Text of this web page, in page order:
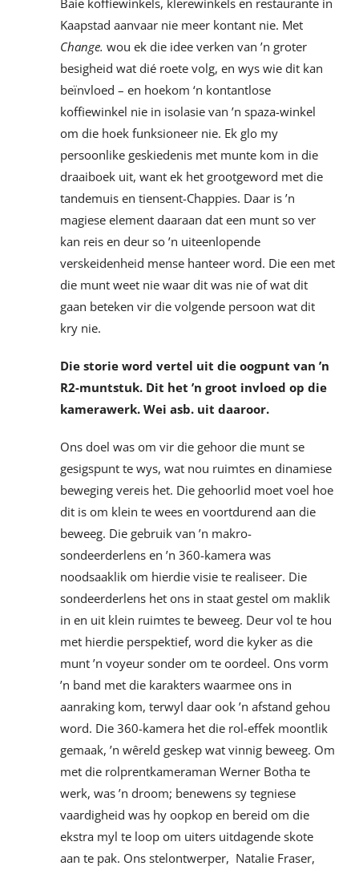
Kaapstad aanvaar nie meer kontant nie. Met
Change. wou ek die idee verken van ’n groter
besigheid wat dié roete volg, en wys wie dit kan
beïnvloed – en hoekom ‘n kontantlose
koffiewinkel nie in isolasie van ’n spaza-winkel
om die hoek funksioneer nie. Ek glo my
persoonlike geskiedenis met munte kom in die
draaiboek uit, want ek het grootgeword met die
tandemuis en tiensent-Chappies. Daar is ’n
magiese element daaraan dat een munt so ver
kan reis en deur so ’n uiteenlopende
verskeidenheid mense hanteer word. Die een met
die munt weet nie waar dit was nie of wat dit
gaan beteken vir die volgende persoon wat dit
kry nie.
Die storie word vertel uit die oogpunt van ’n
R2-muntstuk. Dit het ’n groot invloed op die
kamerawerk. Wei asb. uit daaroor.
Ons doel was om vir die gehoor die munt se
gesigspunt te wys, wat nou ruimtes en dinamiese
beweging vereis het. Die gehoorlid moet voel hoe
dit is om klein te wees en voortdurend aan die
beweeg. Die gebruik van ’n makro-
sondeerderlens en ’n 360-kamera was
noodsaaklik om hierdie visie te realiseer. Die
sondeerderlens het ons in staat gestel om maklik
in en uit klein ruimtes te beweeg. Deur vol te hou
met hierdie perspektief, word die kyker as die
munt ’n voyeur sonder om te oordeel. Ons vorm
’n band met die karakters waarmee ons in
aanraking kom, terwyl daar ook ’n afstand gehou
word. Die 360-kamera het die rol-effek moontlik
gemaak, ’n wêreld geskep wat vinnig beweeg. Om
met die rolprentkameraman Werner Botha te
werk, was ’n droom; benewens sy tegniese
vaardigheid was hy oopkop en bereid om die
ekstra myl te loop om uiters uitdagende skote
aan te pak. Ons stelontwerper, Natalie Fraser,